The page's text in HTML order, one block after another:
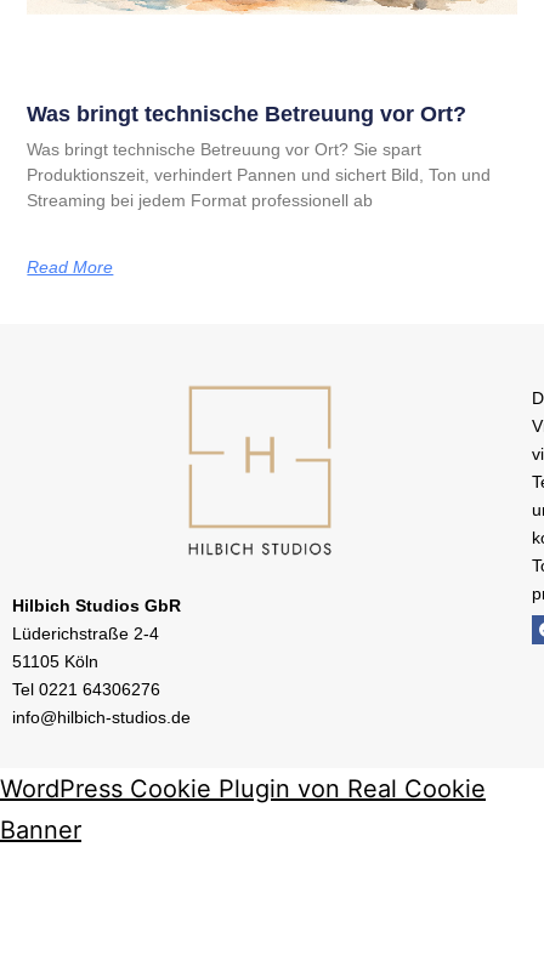
Was bringt technische Betreuung vor Ort?
Was bringt technische Betreuung vor Ort? Sie spart
Produktionszeit, verhindert Pannen und sichert Bild, Ton und
Streaming bei jedem Format professionell ab
Read More
Hilbich Studios GbR
Lüderichstraße 2-4
51105 Köln
Tel 0221 64306276
info@hilbich-studios.de
WordPress Cookie Plugin von Real Cookie
Banner